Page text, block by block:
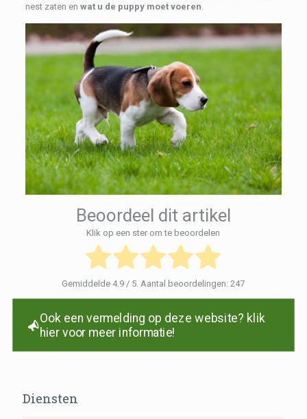
nest zaten en wat u de puppy moet voeren.
Beoordeel dit artikel
Klik op een ster om te beoordelen
Gemiddelde 4.9 / 5. Aantal beoordelingen:247
Ook een vermelding op deze website? klik
hier voor meer informatie!
Diensten